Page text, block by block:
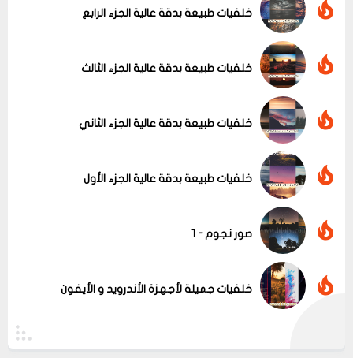
عرض الكل
خلفيات طبيعة بدقة عالية الجزء الرابع
خلفيات طبيعة بدقة عالية الجزء الثالث
خلفيات طبيعة بدقة عالية الجزء الثاني
خلفيات طبيعة بدقة عالية الجزء الأول
صور نجوم - 1
خلفيات جميلة لأجهزة الأندرويد و الأيفون